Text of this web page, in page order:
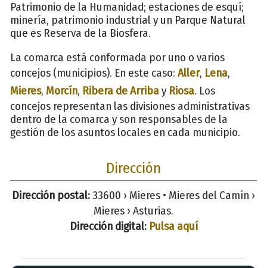
Patrimonio de la Humanidad; estaciones de esquí;
minería, patrimonio industrial y un Parque Natural
que es Reserva de la Biosfera.
La comarca está conformada por uno o varios
concejos (municipios). En este caso: Aller, Lena,
Mieres, Morcín, Ribera de Arribay Riosa. Los
concejos representan las divisiones administrativas
dentro de la comarca y son responsables de la
gestión de los asuntos locales en cada municipio.
Dirección
Dirección postal:33600 › Mieres • Mieres del Camín ›
Mieres › Asturias.
Dirección digital: Pulsa aquí